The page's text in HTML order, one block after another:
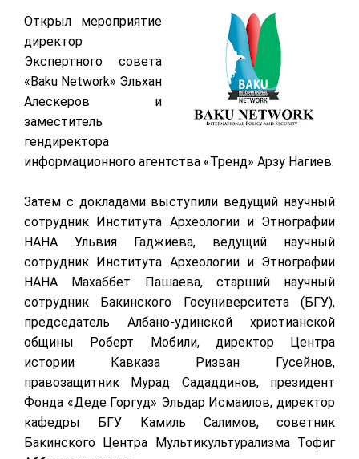
Открыл мероприятие
директор
Экспертного совета
«Baku Network» Эльхан
Алескеров и
заместитель
гендиректора
информационного агентства «Тренд» Арзу Нагиев.
Затем с докладами выступили ведущий научный
сотрудник Института Археологии и Этнографии
НАНА Ульвия Гаджиева, ведущий научный
сотрудник Института Археологии и Этнографии
НАНА Махаббет Пашаева, старший научный
сотрудник Бакинского Госуниверситета (БГУ),
председатель Албано-удинской христианской
общины Роберт Мобили, директор Центра
истории Кавказа Ризван Гусейнов,
правозащитник Мурад Сададдинов, президент
Фонда «Деде Горгуд» Эльдар Исмаилов, директор
кафедры БГУ Камиль Салимов, советник
Бакинского Центра Мультикультурализма Тофиг